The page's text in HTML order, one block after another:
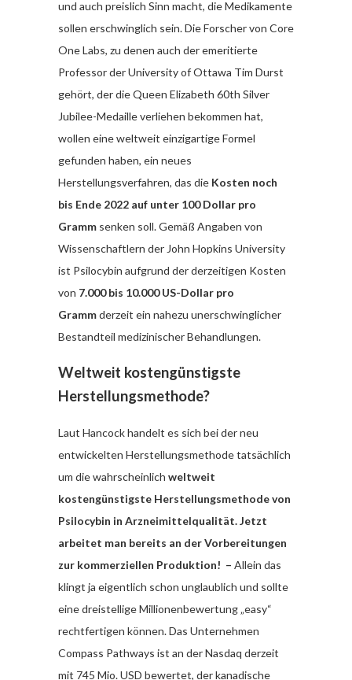
und auch preislich Sinn macht, die Medikamente
sollen erschwinglich sein. Die Forscher von Core
One Labs, zu denen auch der emeritierte
Professor der University of Ottawa Tim Durst
gehört, der die Queen Elizabeth 60th Silver
Jubilee-Medaille verliehen bekommen hat,
wollen eine weltweit einzigartige Formel
gefunden haben, ein neues
Herstellungsverfahren, das die Kosten noch
bis Ende 2022 auf unter 100 Dollar pro
Gramm senken soll. Gemäß Angaben von
Wissenschaftlern der John Hopkins University
ist Psilocybin aufgrund der derzeitigen Kosten
von 7.000 bis 10.000 US-Dollar pro
Grammderzeit ein nahezu unerschwinglicher
Bestandteil medizinischer Behandlungen.
Weltweit kostengünstigste
Herstellungsmethode?
Laut Hancock handelt es sich bei der neu
entwickelten Herstellungsmethode tatsächlich
um die wahrscheinlich weltweit
kostengünstigste Herstellungsmethode von
Psilocybin in Arzneimittelqualität. Jetzt
arbeitet man bereits an der Vorbereitungen
zur kommerziellen Produktion! – Allein das
klingt ja eigentlich schon unglaublich und sollte
eine dreistellige Millionenbewertung „easy“
rechtfertigen können. Das Unternehmen
Compass Pathways ist an der Nasdaq derzeit
mit 745 Mio. USD bewertet, der kanadische